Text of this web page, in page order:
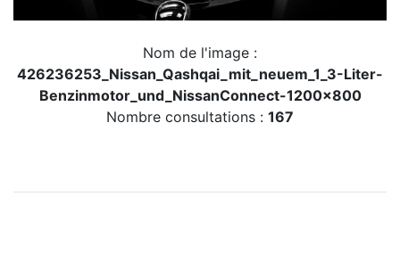
Nom de l'image :
426236253_Nissan_Qashqai_mit_neuem_1_3-Liter-
Benzinmotor_und_NissanConnect-1200x800
Nombre consultations : 167